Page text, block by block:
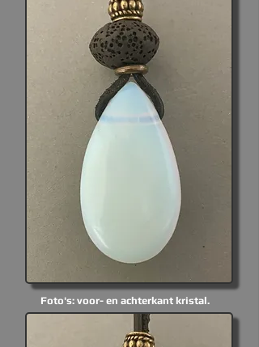
Foto's: voor- en achterkant kristal.